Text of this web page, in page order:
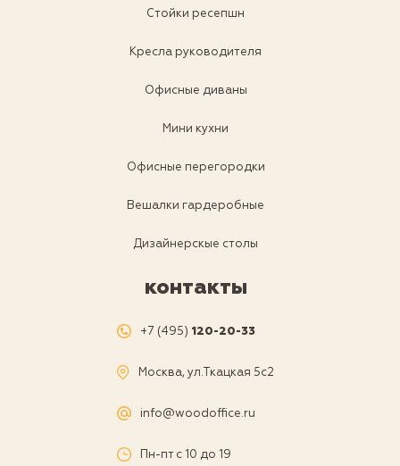
Стойки ресепшн
Кресла руководителя
Офисные диваны
Мини кухни
Офисные перегородки
Вешалки гардеробные
Дизайнерскые столы
контакты
+7 (495) 120-20-33
Москва, ул.Ткацкая 5с2
info@woodoffice.ru
Пн-пт с 10 до 19